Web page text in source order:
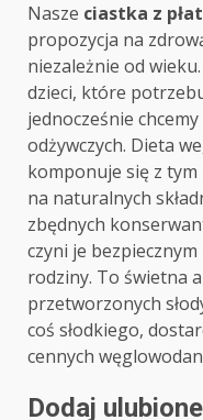
Nasze ciastka z
propozycja na
niezależnie od
dzieci, które
jednocześnie
odżywczych. Dieta
komponuje się z
na naturalnych
zbędnych
czyni je
rodziny. To świetna
przetworzonych
coś słodkiego,
cennych
Dodaj